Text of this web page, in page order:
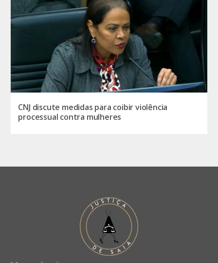
CNJ discute medidas para coibir violência
processual contra mulheres